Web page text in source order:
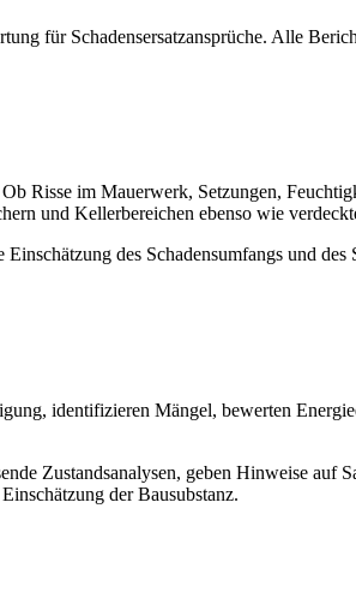
für Schadensersatzansprüche. Alle
Risse im Mauerwerk, Setzungen,
und Kellerbereichen ebenso wie
des Schadensumfangs und
identifizieren Mängel, bewerten
Zustandsanalysen, geben Hinweise auf
der Bausubstanz.